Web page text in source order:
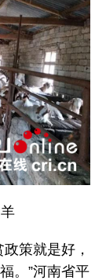
策就是好，
。”河南省平